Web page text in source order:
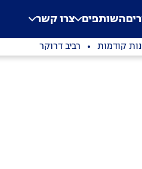
השותפים צרו קשר
קודמות רביב דרוקר